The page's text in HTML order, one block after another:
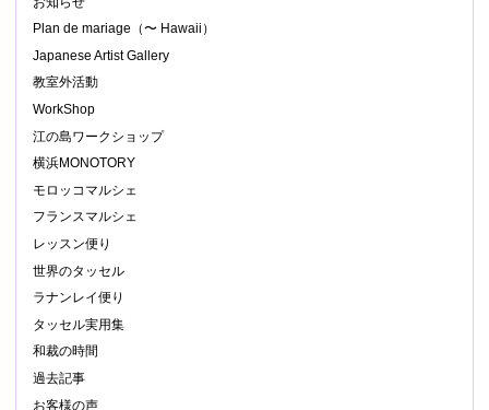
Plan de mariage（〜 Hawaii）
Japanese Artist Gallery
教室外活動
WorkShop
江の島ワークショップ
横浜MONOTORY
モロッコマルシェ
フランスマルシェ
レッスン便り
世界のタッセル
ラナンレイ便り
タッセル実用集
和裁の時間
過去記事
お客様の声